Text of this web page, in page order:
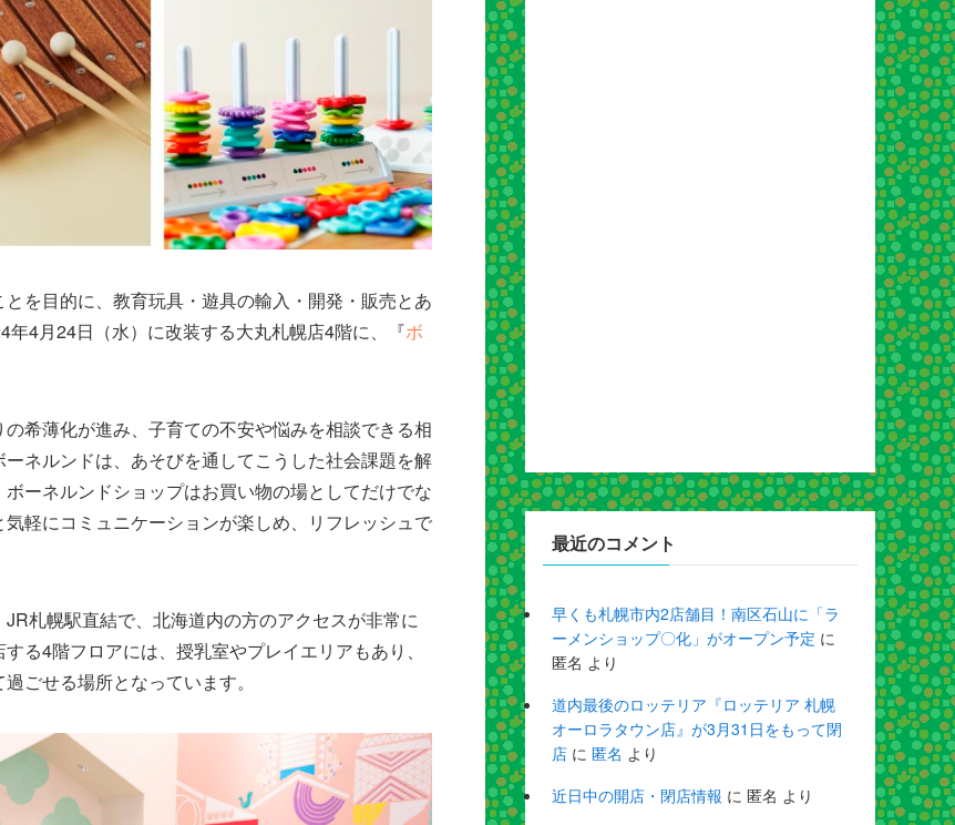
を目的に、教育玩具・遊具の輸入・開発・販売とあ
4月24日（水）に改装する大丸札幌店4階に、『ボ
希薄化が進み、子育ての不安や悩みを相談できる相
ネルンドは、あそびを通してこうした社会課題を解
ーネルンドショップはお買い物の場としてだけでな
軽にコミュニケーションが楽しめ、リフレッシュで
札幌駅直結で、北海道内の方のアクセスが非常に
る4階フロアには、授乳室やプレイエリアもあり、
ごせる場所となっています。
最近のコメント
早くも札幌市内2店舗目！南区石山に「ラ
ーメンショップ〇化」がオープン予定 に
匿名 より
道内最後のロッテリア『ロッテリア 札幌
オーロラタウン店』が3月31日をもって閉
店 に 匿名 より
近日中の開店・閉店情報 に 匿名 より